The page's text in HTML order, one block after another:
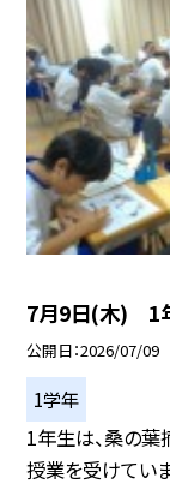
7月9日(木) 1
公開日 2026/07/09
1学年
1年生は、桑の
授業を受けてい